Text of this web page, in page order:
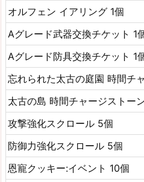
オルフェン イアリング 1個
Aグレード武器交換チケット 1
Aグレード防具交換チケット 1
忘れられた太古の庭園 時間チ
太古の島 時間チャージストー
攻撃強化スクロール 5個
防御力強化スクロール 5個
恩寵クッキー:イベント 10個